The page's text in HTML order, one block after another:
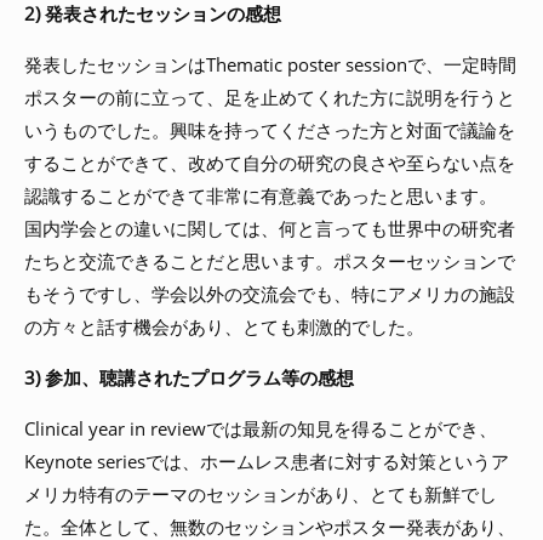
2) 発表されたセッションの感想
発表したセッションはThematic poster sessionで、一定時間
ポスターの前に立って、足を止めてくれた方に説明を行うと
いうものでした。興味を持ってくださった方と対面で議論を
することができて、改めて自分の研究の良さや至らない点を
認識することができて非常に有意義であったと思います。
国内学会との違いに関しては、何と言っても世界中の研究者
たちと交流できることだと思います。ポスターセッションで
もそうですし、学会以外の交流会でも、特にアメリカの施設
の方々と話す機会があり、とても刺激的でした。
3) 参加、聴講されたプログラム等の感想
Clinical year in reviewでは最新の知見を得ることができ、
Keynote seriesでは、ホームレス患者に対する対策というア
メリカ特有のテーマのセッションがあり、とても新鮮でし
た。全体として、無数のセッションやポスター発表があり、